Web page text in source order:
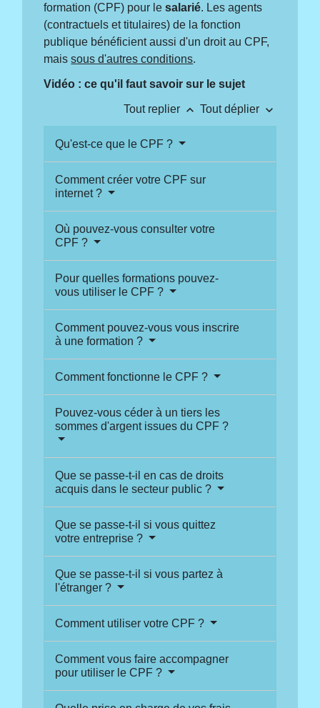
formation (CPF) pour lesalarié. Les agents
(contractuels et titulaires) de la fonction
publique bénéficient aussi d'un droit au CPF,
maissous d'autres conditions.
Vidéo : ce qu'il faut savoir sur le sujet
Tout replier keyboard_arrow_up Tout déplier keyboard_arrow_down
Qu'est-ce que le CPF ?
Comment créer votre CPF sur
internet ?
Où pouvez-vous consulter votre
CPF ?
Pour quelles formations pouvez-
vous utiliser le CPF ?
Comment pouvez-vous vous inscrire
à une formation ?
Comment fonctionne le CPF ?
Pouvez-vous céder à un tiers les
sommes d'argent issues du CPF ?
Que se passe-t-il en cas de droits
acquis dans le secteur public ?
Que se passe-t-il si vous quittez
votre entreprise ?
Que se passe-t-il si vous partez à
l'étranger ?
Comment utiliser votre CPF ?
Comment vous faire accompagner
pour utiliser le CPF ?